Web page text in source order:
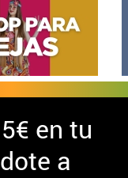
5€ en tu
a